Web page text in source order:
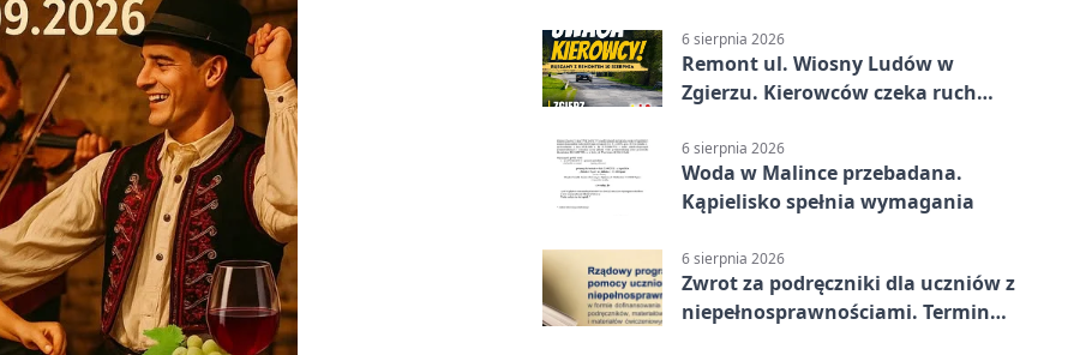
6 sierpnia 2026
Remont ul. Wiosny Ludów w
Zgierzu. Kierowców czeka ruch
6 sierpnia 2026
Woda w Malince przebadana.
Kąpielisko spełnia wymagania
6 sierpnia 2026
Zwrot za podręczniki dla uczniów z
niepełnosprawnościami. Termin